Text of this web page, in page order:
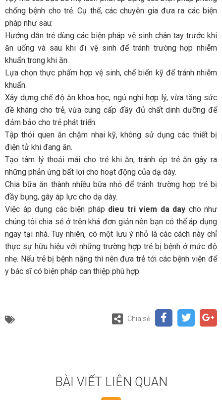
chống bệnh cho trẻ. Cụ thể, các chuyên gia đưa ra các biện
pháp như sau:
Hướng dẫn trẻ dùng các biện pháp vệ sinh chân tay trước khi
ăn uống và sau khi đi vệ sinh để tránh trường hợp nhiễm
khuẩn trong khi ăn.
Lựa chọn thực phẩm hợp vệ sinh, chế biến kỹ để tránh nhiễm
khuẩn.
Xây dựng chế độ ăn khoa học, ngủ nghỉ hợp lý, vừa tăng sức
đề kháng cho trẻ, vừa cung cấp đầy đủ chất dinh dưỡng để
đảm bảo cho trẻ phát triển.
Tập thói quen ăn chậm nhai kỹ, không sử dụng các thiết bị
điện tử khi đang ăn.
Tạo tâm lý thoải mái cho trẻ khi ăn, tránh ép trẻ ăn gây ra
những phản ứng bất lợi cho hoạt động của dạ dày.
Chia bữa ăn thành nhiều bữa nhỏ để tránh trường hợp trẻ bị
đầy bụng, gây áp lực cho dạ dày.
Việc áp dụng các biện pháp dieu tri viem da day cho như
chúng tôi chia sẻ ở trên khá đơn giản nên bạn có thể áp dụng
ngay tại nhà. Tuy nhiên, có một lưu ý nhỏ là các cách này chỉ
thực sự hữu hiệu với những trường hợp trẻ bị bệnh ở mức độ
nhẹ. Nếu trẻ bị bệnh nặng thì nên đưa trẻ tới các bệnh viện để
y bác sĩ có biện pháp can thiệp phù hợp.
Chia sẻ
BÀI VIẾT LIÊN QUAN